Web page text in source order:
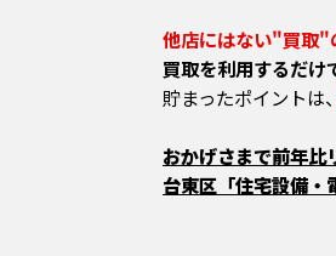
他店にはない"買取"
買取を利用するだけ
貯まったポイントは、
おかげさまで前年比
台東区「住宅設備